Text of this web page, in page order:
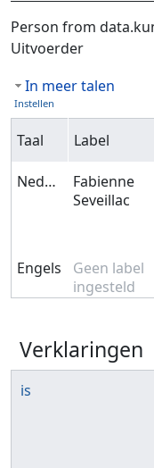
Ga naar:navigatie,
Person from
Uitvoerder
In meer talen
Instellen
Taal Label
Nederlands
Fabienne
Seveillac
Engels
Geen label
ingesteld
Verklaringen
is